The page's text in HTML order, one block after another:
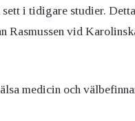
i tidigare studier.
Rasmussen vid
medicin och